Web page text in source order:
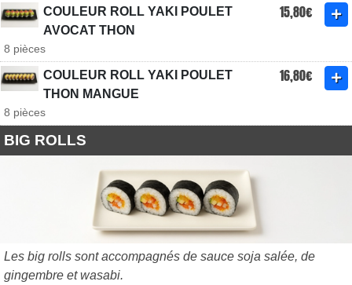
COULEUR ROLL YAKI POULET
AVOCAT THON
15,80€
8 pièces
COULEUR ROLL YAKI POULET
THON MANGUE
16,80€
8 pièces
BIG ROLLS
Les big rolls sont accompagnés de sauce soja salée, de
gingembre et wasabi.